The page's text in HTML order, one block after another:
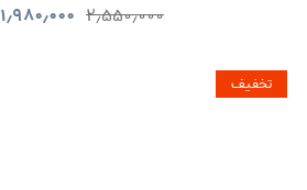
۲٫۵۵۰٫۰۰۰ ۱٫۹۸۰٫۰۰۰
تخفیف